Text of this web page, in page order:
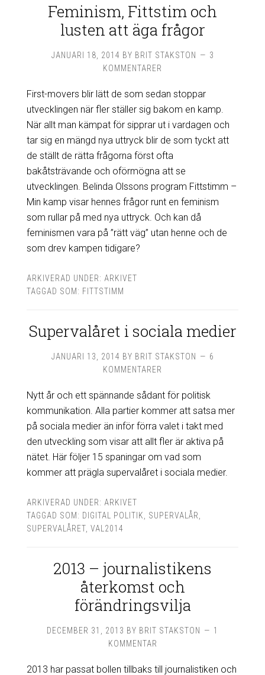
Feminism, Fittstim och
lusten att äga frågor
JANUARI 18, 2014 BY BRIT STAKSTON
3
KOMMENTARER
First-movers blir lätt de som sedan stoppar
utvecklingen när fler ställer sig bakom en kamp.
När allt man kämpat för sipprar ut i vardagen och
tar sig en mängd nya uttryck blir de som tyckt att
de ställt de rätta frågorna först ofta
bakåtsträvande och oförmögna att se
utvecklingen. Belinda Olssons program Fittstimm –
Min kamp visar hennes frågor runt en feminism
som rullar på med nya uttryck. Och kan då
feminismen vara på ”rätt väg” utan henne och de
som drev kampen tidigare?
ARKIVERAD UNDER: ARKIVET
TAGGAD SOM: FITTSTIMM
Supervalåret i sociala medier
JANUARI 13, 2014 BY BRIT STAKSTON
6
KOMMENTARER
Nytt år och ett spännande sådant för politisk
kommunikation. Alla partier kommer att satsa mer
på sociala medier än inför förra valet i takt med
den utveckling som visar att allt fler är aktiva på
nätet. Här följer 15 spaningar om vad som
kommer att prägla supervalåret i sociala medier.
ARKIVERAD UNDER: ARKIVET
TAGGAD SOM: DIGITAL POLITIK SUPERVALÅR
SUPERVALÅRET, VAL2014
2013 – journalistikens
återkomst och
förändringsvilja
DECEMBER 31, 2013 BY BRIT STAKSTON
1
KOMMENTAR
2013 har passat bollen tillbaks till journalistiken och